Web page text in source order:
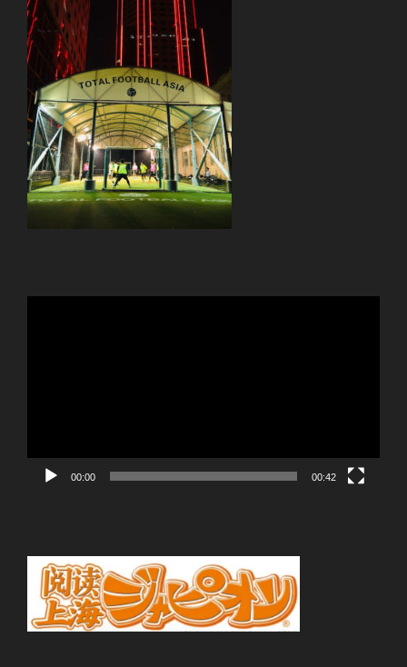
00:00 00:42